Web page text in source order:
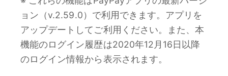
ョン（v.2.59.0）で利用できます。アプリを
アップデートしてご利用ください。また、本
機能のログイン履歴は2020年12月16日以降
のログイン情報から表示されます。